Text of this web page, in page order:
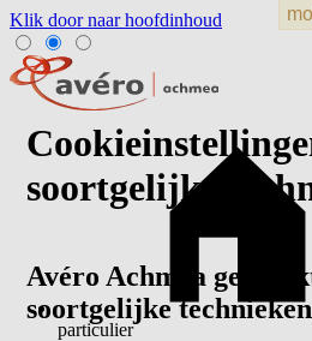
Klik door naar hoofdinhoud
particulier
soortgelijke
Avéro Achmea
soortgelijke technieken